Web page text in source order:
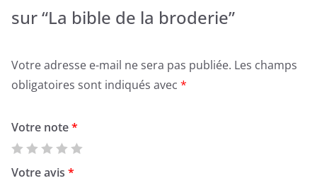
sur “La bible de la broderie”
Votre adresse e-mail ne sera pas publiée. Les champs
obligatoires sont indiqués avec *
Votre note*
Votre avis *